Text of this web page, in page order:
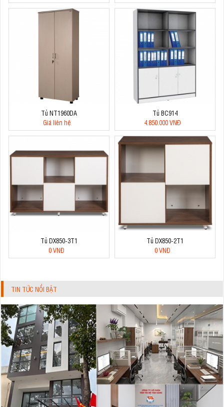
Tủ NT1960DA
Giá liên hệ
Tủ BC914
4.850.000 VNĐ
Tủ DX850-3T1
0 VNĐ
Tủ DX850-2T1
0 VNĐ
TIN TỨC NỔI BẬT